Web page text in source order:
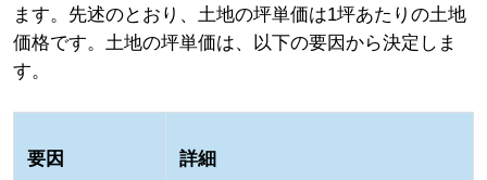
ます。先述のとおり、土地の坪単価は1坪あたりの土地
価格です。土地の坪単価は、以下の要因から決定しま
す。
要因 詳細